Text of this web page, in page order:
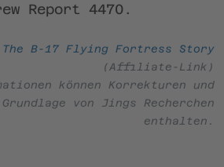
Report 4470.
The B-17 Flying Fortress Story
(Affiliate-Link)
können Korrekturen und
von Jings Recherchen
enthalten.